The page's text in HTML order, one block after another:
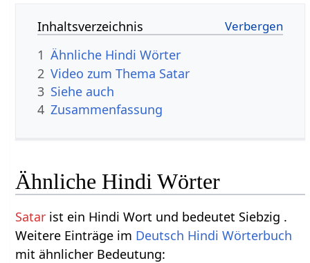
Inhaltsverzeichnis
1 Ähnliche Hindi Wörter
2 Video zum Thema Satar
3 Siehe auch
4 Zusammenfassung
Ähnliche Hindi Wörter
Satar ist ein Hindi Wort und bedeutet Siebzig .
Weitere Einträge im Deutsch Hindi Wörterbuch
mit ähnlicher Bedeutung: